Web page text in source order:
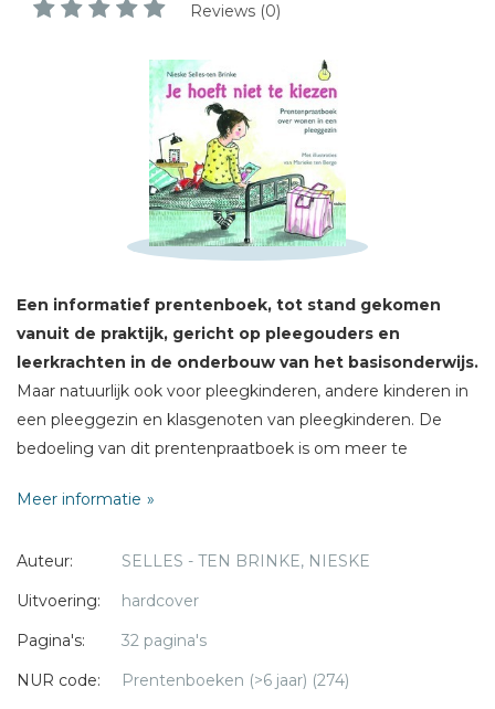
Reviews (0)
Een informatief prentenboek, tot stand gekomen
vanuit de praktijk, gericht op pleegouders en
leerkrachten in de onderbouw van het basisonderwijs.
Maar natuurlijk ook voor pleegkinderen, andere kinderen in
een pleeggezin en klasgenoten van pleegkinderen. De
bedoeling van dit prentenpraatboek is om meer te
vanuit een alledaagse metafoor de zoektocht naar
De praatplaten in dit boek met open vragen helpen bij het
jonge kinderen, voor wie het onder woorden brengen van
hun situatie en gevoelens vaak moeilijk is.
Meer informatie
Auteur:
SELLES - TEN BRINKE, NIESKE
Uitvoering:
hardcover
Pagina's:
32 pagina's
NUR code:
Prentenboeken (>6 jaar) (274)
Schrijf hieronder je review!
Bericht *